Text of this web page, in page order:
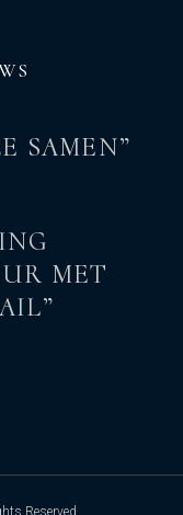
SAMEN”
MET
Reserved